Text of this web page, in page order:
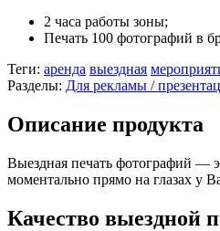
2 часа работы зоны;
Печать 100 фотографий в
Теги: аренда выездная
Разделы: Для рекламы /
Описание продукта
Выездная печать фотографий —
моментально прямо на глазах у
Качество выездной